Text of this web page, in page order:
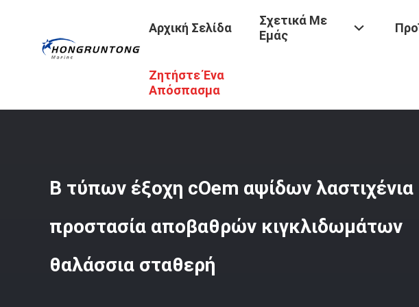
Αρχική Σελίδα
Σχετικά Με
Εμάς
Ζητήστε Ένα
Απόσπασμα
Προϊόντα / Λαστιχένιο Κιγκλίδωμα Αψίδων
Β τύπων έξοχη cOem αψίδων λαστιχένια
προστασία αποβαθρών κιγκλιδωμάτων
θαλάσσια σταθερή